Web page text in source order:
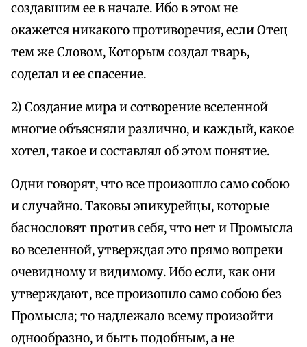
создавшим ее в начале. Ибо в этом не
окажется никакого противоречия, если Отец
тем же Словом, Которым создал тварь,
соделал и ее спасение.
2) Создание мира и сотворение вселенной
многие объясняли различно, и каждый, какое
хотел, такое и составлял об этом понятие.
Одни говорят, что все произошло само собою
и случайно. Таковы эпикурейцы, которые
баснословят против себя, что нет и Промысла
во вселенной, утверждая это прямо вопреки
очевидному и видимому. Ибо если, как они
утверждают, все произошло само собою без
Промысла; то надлежало всему произойти
однообразно, и быть подобным, а не